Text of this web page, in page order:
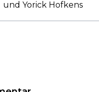
und Yorick Hofkens